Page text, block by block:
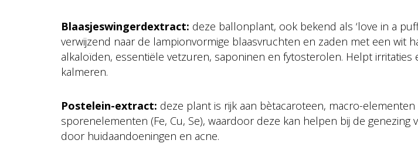
Blaasjeswingerdextract: deze ballonplant, ook bekend als ‘love in a
verwijzend naar de lampionvormige blaasvruchten en zaden met een wit
alkaloïden, essentiële vetzuren, saponinen en fytosterolen. Helpt irritaties
kalmeren.
Postelein-extract: deze plant is rijk aan bètacaroteen, macro-elementen
sporenelementen (Fe, Cu, Se), waardoor deze kan helpen bij de genezing
door huidaandoeningen en acne.